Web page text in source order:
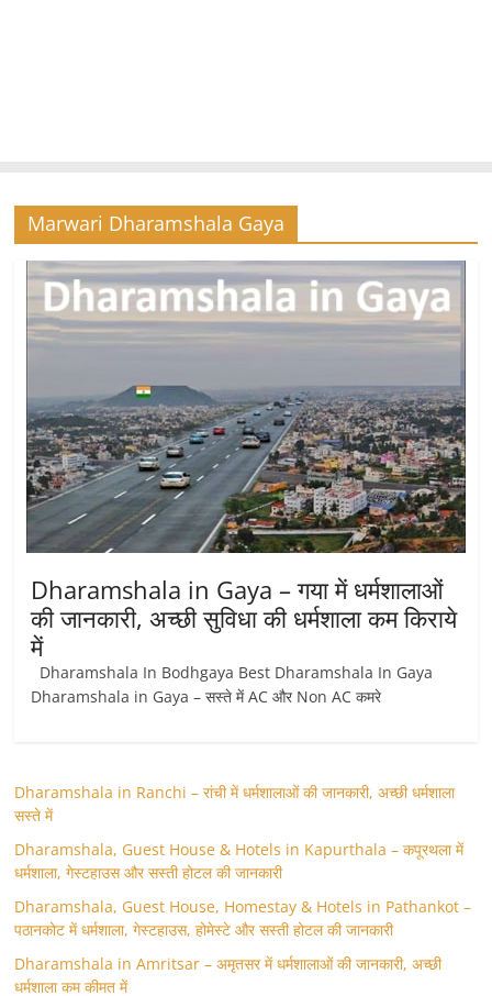
Marwari Dharamshala Gaya
Dharamshala in Gaya – गया में धर्मशालाओं
की जानकारी, अच्छी सुविधा की धर्मशाला कम किराये
में
Dharamshala In Bodhgaya Best Dharamshala In Gaya
Dharamshala in Gaya – सस्ते में AC और Non AC कमरे
Dharamshala in Ranchi – रांची में धर्मशालाओं की जानकारी, अच्छी धर्मशाला
सस्ते में
Dharamshala, Guest House & Hotels in Kapurthala – कपूरथला में
धर्मशाला, गेस्टहाउस और सस्ती होटल की जानकारी
Dharamshala, Guest House, Homestay & Hotels in Pathankot –
पठानकोट में धर्मशाला, गेस्टहाउस, होमेस्टे और सस्ती होटल की जानकारी
Dharamshala in Amritsar – अमृतसर में धर्मशालाओं की जानकारी, अच्छी
धर्मशाला कम कीमत में